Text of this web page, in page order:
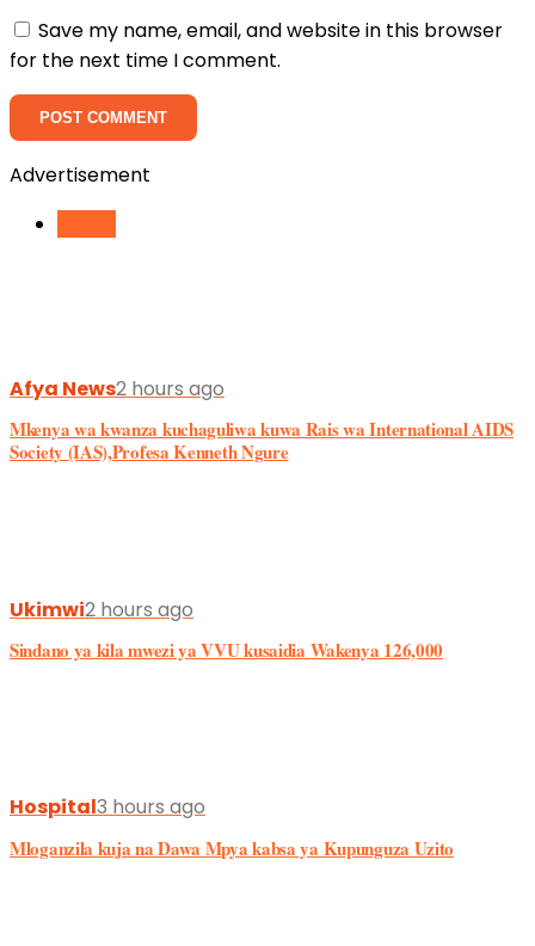
Save my name, email, and website in this browser
for the next time I comment.
Advertisement
Afya News2 hours ago
Mkenya wa kwanza kuchaguliwa kuwa Rais wa International AIDS
Society (IAS),Profesa Kenneth Ngure
Ukimwi2 hours ago
Sindano ya kila mwezi ya VVU kusaidia Wakenya 126,000
Hospital3 hours ago
Mloganzila kuja na Dawa Mpya kabsa ya Kupunguza Uzito